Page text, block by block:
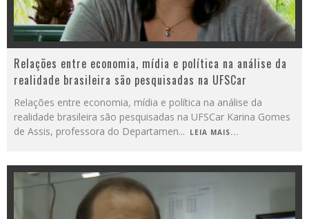
Relações entre economia, mídia e política na análise da
realidade brasileira são pesquisadas na UFSCar
Relações entre economia, mídia e política na análise da
realidade brasileira são pesquisadas na UFSCar Karina Gomes
de Assis, professora do Departamen... LEIA MAIS...